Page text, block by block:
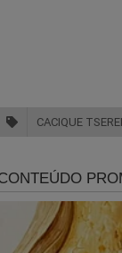
CACIQUE